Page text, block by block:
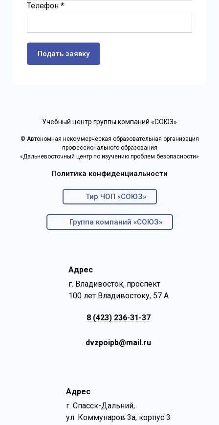
Телефон *
Подать заявку
Учебный центр группы компаний «СОЮЗ»
© Автономная некоммерческая образовательная организация
профессионального образования
«Дальневосточный центр по изучению проблем безопасности»
Политика конфиденциальности
Тир ЧОП «СОЮЗ»
Группа компаний «СОЮЗ»
Адрес
г. Владивосток, проспект
100 лет Владивостоку, 57 А
8 (423) 236-31-37
dvzpoipb@mail.ru
Адрес
г. Спасск-Дальний,
ул. Коммунаров 3а, корпус 3